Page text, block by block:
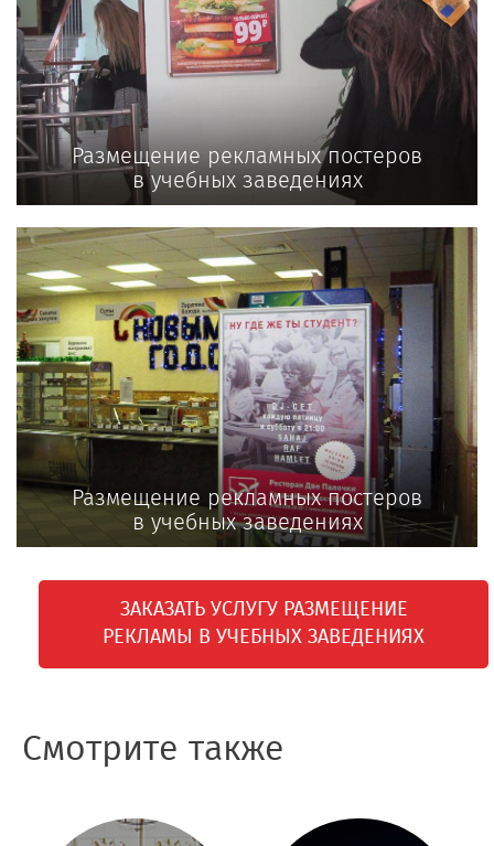
Размещение рекламных постеров
в учебных заведениях
Размещение рекламных постеров
в учебных заведениях
ЗАКАЗАТЬ УСЛУГУ РАЗМЕЩЕНИЕ
РЕКЛАМЫ В УЧЕБНЫХ ЗАВЕДЕНИЯХ
Смотрите также